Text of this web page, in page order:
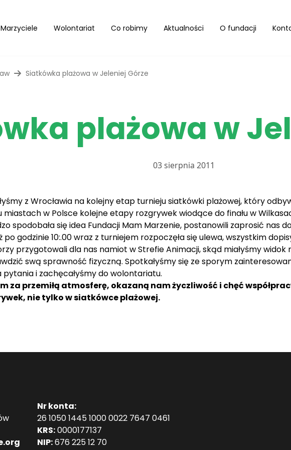
Marzyciele Wolontariat Co robimy Aktualności O fundacji
Siatkówka plażowa w Jeleniej Górze
plażowa w
03 sierpnia 2011
z Wrocławia na kolejny etap turnieju siatkówki plażowej, który
w Polsce kolejne etapy rozgrywek wiodące do finału w
spodobała się idea Fundacji Mam Marzenie, postanowili zaprosić nas
po godzinie 10:.00 wraz z turniejem rozpoczęła się ulewa, wszystkim
przygotowali dla nas namiot w Strefie Animacji, skąd miałyśmy
swą sprawność fizyczną. Spotkałyśmy się ze sporym
i zachęcałyśmy do wolontariatu.
za przemiłą atmosferę, okazaną nam życzliwość i chęć
nie tylko w siatkówce plażowej.
Nr konta:
26 1050 1445 1000 0022 7647 0461
KRS:0000177137
NIP:676 225 12 70